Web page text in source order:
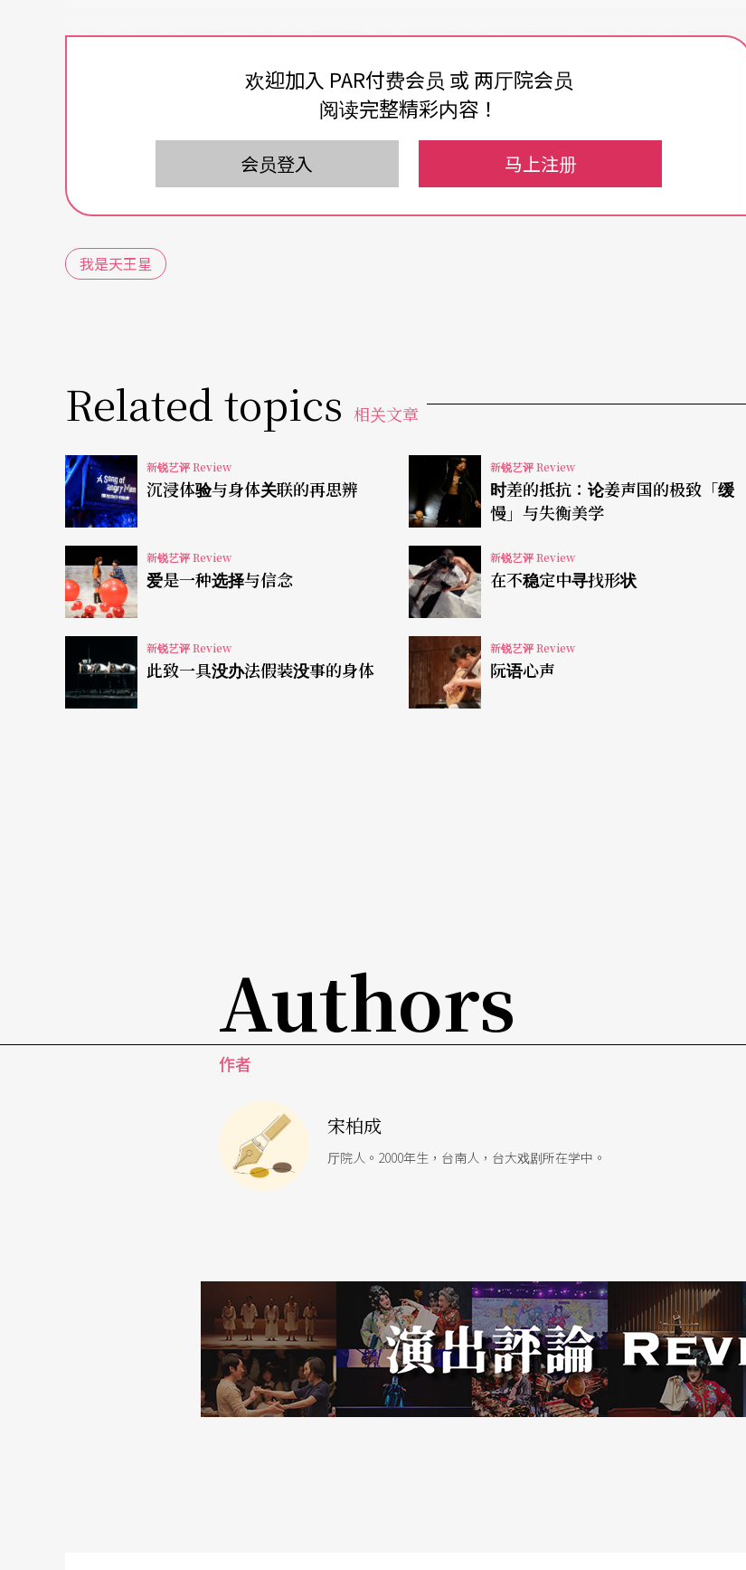
在演出中最关键的桥段，是乐天弃用黎明社的头牌演员阿云（江惠仪饰），改以新人演员扮演电
影主角。这除了是一次剧团结构重组之外，更重要的是，乐天之所以弃用阿云，而以「新」人演
员取而代之的理由，竟只是阿云的「老」。乐天认为阿云衰老的外表使其不适于电影的演出。换
言之，此时演出的有效与否不再取决于演员的才能，而在于年纪的大小、外貌的优劣。从这里我
们可以看出此剧对「老」的敌意，夹带以「新」代「老」的企图，而将「老」拒斥为过时。当一
台台最「新」型号的摄影器材拍摄在「老」的阿云脸上，阿云的皱纹就无可遁逃。面对「新」的
接著，在电影开拍后，乐天并没有因为弃用阿云而拍摄顺利，反而处于无法与演员沟通的尴尬局
此时，还是得依赖「老」经验的阿云回来化解僵局，需要透过阿云的经验指导，才使得演员的身
体得以安放。「老」在这里成为呼之则来，唤之则去的对象。吊诡的是，正是「老」的阿云真正
能够理解导演所带来的「新」，她能够理解歌仔戏表演如何转换到电影语言。换言之，所谓的
「老」根本就不是「老」的，反而「老」能够比「新」更「新」。「老」是因为被认识为
「老」，才失去其表演自身的空间场域。「老」跟「新」的二分从来就不应当是一个问题。
尽管解救了电影拍摄的困境，作为「老」被认识的阿云在剧中唯一的出路，是在三爷出走拍摄电
影后，接下戏班班主的位置。尽管她在初时能「拒绝」接班，但在剧情的推进下还是不得不接受
这个留守的职位。面对外台歌仔戏的衰微，电影歌仔戏的兴起，其态度就只能是这样也很好的姑
且心态。最后，阿云兀自唱起「我身骑白马走三关」时，虽在电影兴盛的热闹底下，以歌仔戏的
欢迎加入 PAR付费会员 或 两厅院会员
阅读完整精彩内容！
会员登入 马上注册
我是天王星
Related topics 相关文章
新锐艺评 Review
沉浸体验与身体关联的再思辨
新锐艺评 Review
时差的抵抗：论姜声国的极致「缓
慢」与失衡美学
新锐艺评 Review
爱是一种选择与信念
新锐艺评 Review
在不稳定中寻找形状
新锐艺评 Review
此致一具没办法假装没事的身体
新锐艺评 Review
阮语心声
Authors
作者
宋柏成
厅院人。2000年生，台南人，台大戏剧所在学中。